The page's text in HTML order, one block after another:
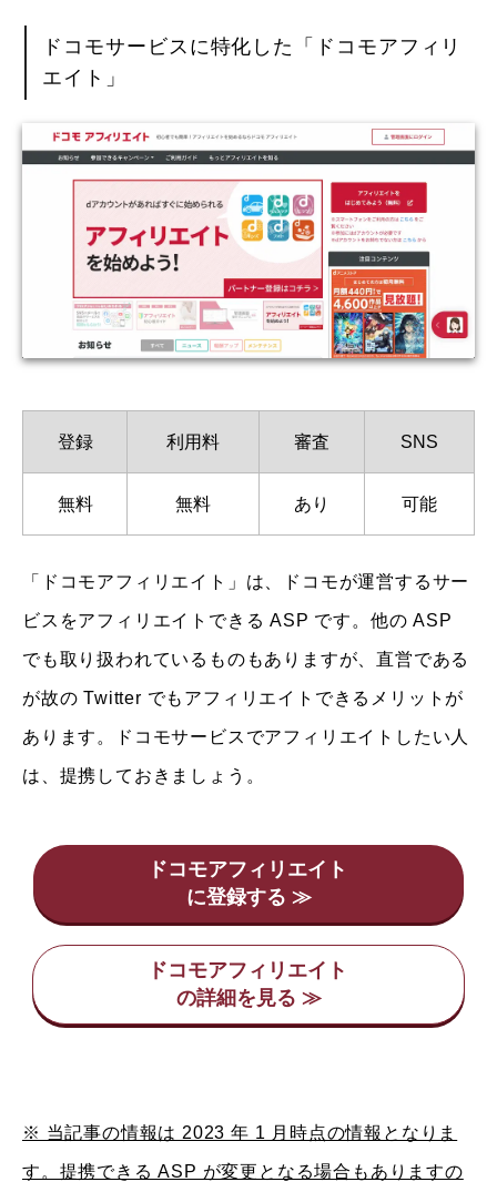
ドコモサービスに特化した「ドコモアフィリ
エイト」
登録 利用料 審査 SNS
無料 無料 あり 可能
「ドコモアフィリエイト」は、ドコモが運営するサー
ビスをアフィリエイトできる ASP です。他の ASP
でも取り扱われているものもありますが、直営である
が故の Twitter でもアフィリエイトできるメリットが
あります。ドコモサービスでアフィリエイトしたい人
は、提携しておきましょう。
ドコモアフィリエイト
ドコモアフィリエイト
※ 当記事の情報は 2023 年 1 月時点の情報となりま
す。提携できる ASP が変更となる場合もありますの